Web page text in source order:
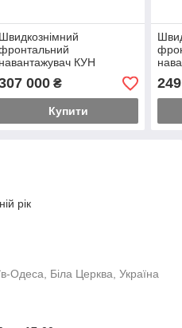
Швидкознімний
навантажувач КУН
GENERAL X на трактор
1054
000₴
Купити
рік
Одеса, Біла Церква, Україна